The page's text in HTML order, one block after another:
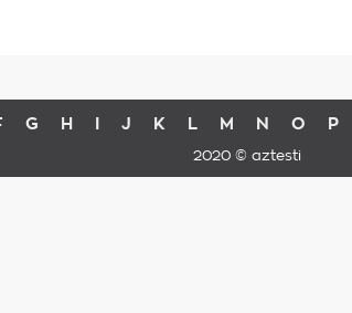
G H I J K L M N O P
2020 © aztesti